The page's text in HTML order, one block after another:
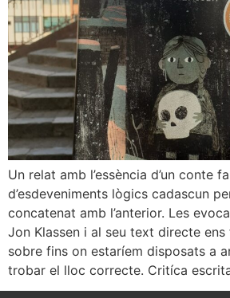
Un relat amb l’essència d’un conte
d’esdeveniments lògics cadascun
concatenat amb l’anterior. Les
Jon Klassen i al seu text directe
sobre fins on estaríem disposats a
trobar el lloc correcte. Critíca